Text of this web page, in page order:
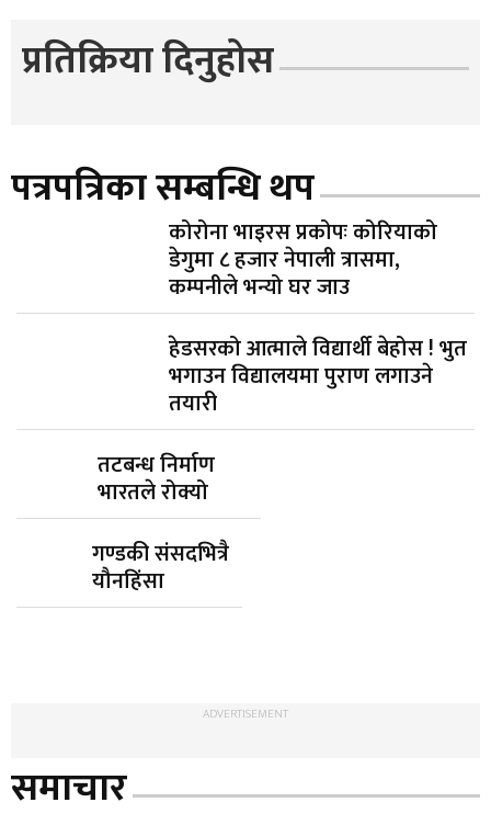
प्रतिक्रिया दिनुहोस
पत्रपत्रिका सम्बन्धि थप
कोरोना भाइरस प्रकोपः कोरियाको
डेगुमा ८ हजार नेपाली त्रासमा,
कम्पनीले भन्यो घर जाउ
हेडसरको आत्माले विद्यार्थी बेहोस ! भुत
भगाउन विद्यालयमा पुराण लगाउने
तयारी
तटबन्ध निर्माण
भारतले रोक्यो
गण्डकी संसदभित्रै
यौनहिंसा
ADVERTISEMENT
समाचार